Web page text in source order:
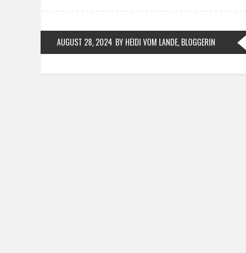
AUGUST 28, 2024 BY HEIDI VOM LANDE, BLOGGERIN